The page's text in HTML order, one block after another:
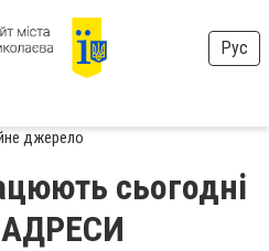
Рус
джерело
сьогодні
АДРЕСИ